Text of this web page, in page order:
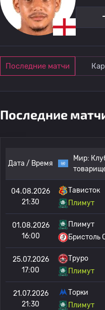
Последние матчи
Последние
Дата / Время
Мир:
04.08.2026
21:30
Тависток
Плимут
01.08.2026
16:00
Плимут
Бристоль
25.07.2026
17:00
Труро
Плимут
21.07.2026
21:30
Торки
Плимут